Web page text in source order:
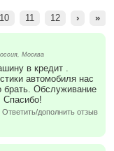
10 11 12 › »
Москва
в кредит .
автомобиля нас
брать. Обслуживание
Спасибо!
Ответить/дополнить отзыв